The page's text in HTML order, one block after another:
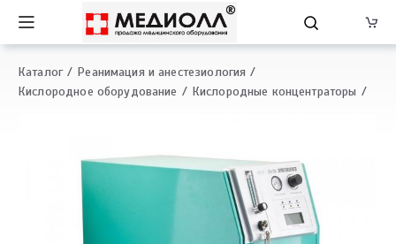
Каталог
Реанимация и анестезиология
Кислородное оборудование
Кислородные концентраторы